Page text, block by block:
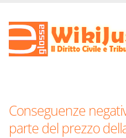
Conseguenze
parte del prezzo